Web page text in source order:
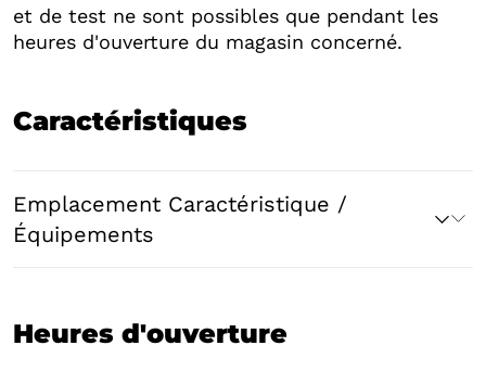
et de test ne sont possibles que pendant les
heures d'ouverture du magasin concerné.
Caractéristiques
Emplacement Caractéristique /
Équipements
Heures d'ouverture